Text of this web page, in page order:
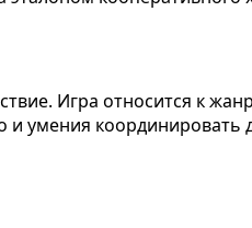
Игра относится к
и умения